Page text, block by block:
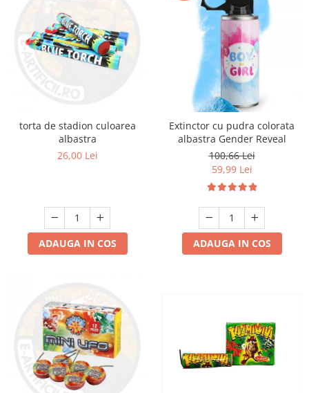
torta de stadion culoarea
albastra
26,00 Lei
ADAUGA IN COS
Extinctor cu pudra colorata
albastra Gender Reveal
100,66 Lei
59,99 Lei
ADAUGA IN COS